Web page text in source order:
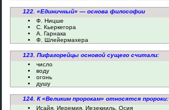
122. «Единичный» — основа философии
Ф. Ницше
С. Кьеркегора
А. Гарнака
Ф. Шлейермахера
123. Пифагорейцы основой сущего считали:
число
воду
огонь
душу
124. К «Великим пророкам» относятся пророки:
Исайя, Иеремия, Иезекииль, Осия